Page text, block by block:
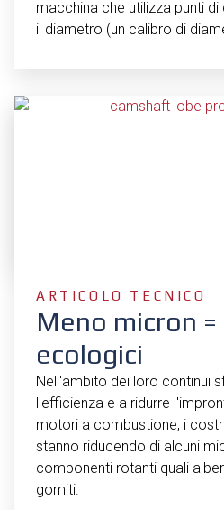
macchina che utilizza punti
il diametro (un calibro di
ARTICOLO TECNICO
Meno micron
ecologici
Nell'ambito dei loro continui
l'efficienza e a ridurre
motori a combustione, i
stanno riducendo di alcuni
componenti rotanti quali
gomiti.